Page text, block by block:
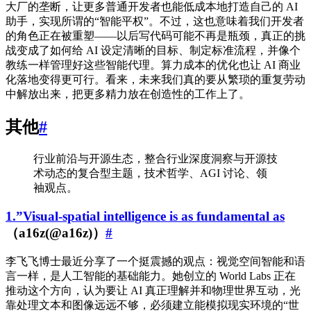
大厂的垄断，让更多普通开发者也能低成本地打造自己的 AI
助手，实现所谓的“智能平权”。不过，这也意味着我们开发者
的角色正在被重塑——以后写代码可能不再是瓶颈，真正的挑
战变成了如何给 AI 设定清晰的目标、制定标准流程，并像个
教练一样管理好这些智能代理。算力成本的优化也让 AI 商业
化落地变得更可行。看来，未来我们真的要从繁琐的重复劳动
中解放出来，把更多精力放在创造性的工作上了。
其他#
行业前沿与开源生态，整合行业深度洞察与开源技
术动态的复合型主题，技术哲学、AGI 讨论、领
袖观点。
1.”Visual-spatial intelligence is as fundamental as
（a16z(@a16z)） #
李飞飞博士最近分享了一个挺震撼的观点：视觉空间智能和语
言一样，是人工智能的基础能力。她创立的 World Labs 正在
推动这个方向，认为要让 AI 真正理解并和物理世界互动，光
靠处理文本和图像远远不够，必须建立能模拟现实环境的“世